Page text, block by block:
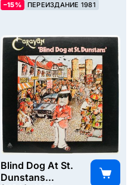
–15% ПЕРЕИЗДАНИЕ 1981
Blind Dog At St.
Dunstans